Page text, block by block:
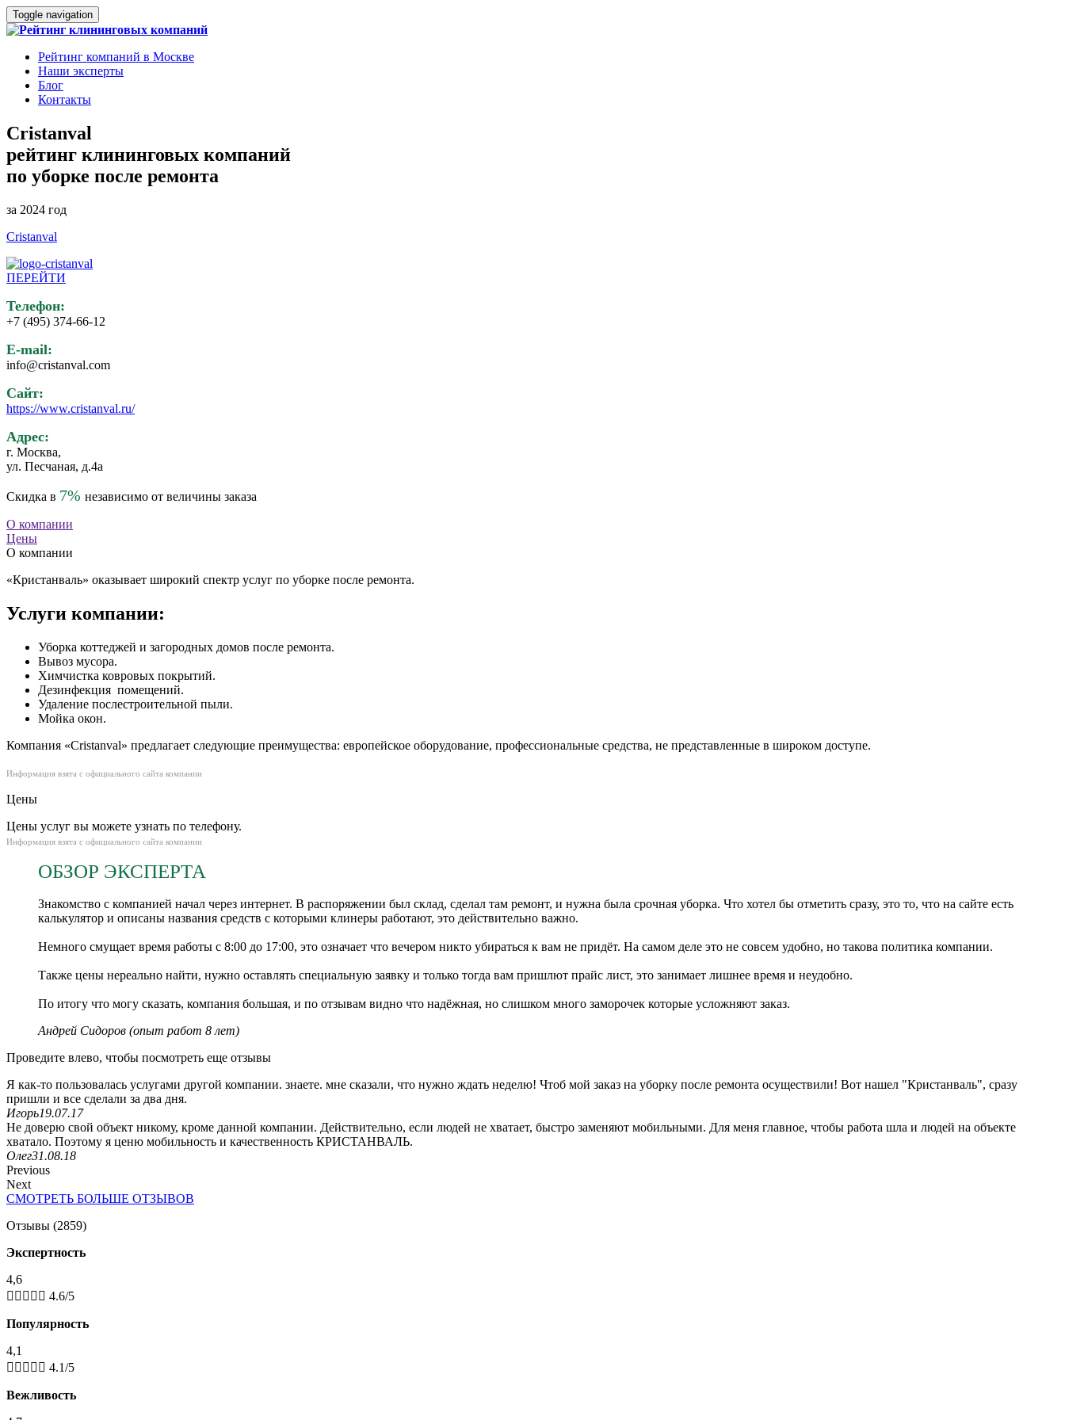
Toggle navigation
Рейтинг компаний в Москве
Наши эксперты
Блог
Контакты
Cristanval
рейтинг клининговых компаний
по уборке после ремонта
за 2024 год
Cristanval
ПЕРЕЙТИ
Телефон:
+7 (495) 374-66-12
E-mail:
info@cristanval.com
Сайт:
https://www.cristanval.ru/
Адрес:
г. Москва,
ул. Песчаная, д.4а
Скидка в 7% независимо от величины заказа
О компании
Цены
О компании
«Кристанваль» оказывает широкий спектр услуг по уборке после ремонта.
Услуги компании:
Уборка коттеджей и загородных домов после ремонта.
Вывоз мусора.
Химчистка ковровых покрытий.
Дезинфекция помещений.
Удаление послестроительной пыли.
Мойка окон.
Компания «Cristanval» предлагает следующие преимущества: европейское оборудование, профессиональные средства, не представленные в широком доступе.
Информация взята с официального сайта компании
Цены
Цены услуг вы можете узнать по телефону.
Информация взята с официального сайта компании
ОБЗОР ЭКСПЕРТА
Знакомство с компанией начал через интернет. В распоряжении был склад, сделал там ремонт, и нужна была срочная уборка. Что хотел бы отметить сразу, это то, что на сайте есть
калькулятор и описаны названия средств с которыми клинеры работают, это действительно важно.
Немного смущает время работы с 8:00 до 17:00, это означает что вечером никто убираться к вам не придёт. На самом деле это не совсем удобно, но такова политика компании.
Также цены нереально найти, нужно оставлять специальную заявку и только тогда вам пришлют прайс лист, это занимает лишнее время и неудобно.
По итогу что могу сказать, компания большая, и по отзывам видно что надёжная, но слишком много заморочек которые усложняют заказ.
Андрей Сидоров (опыт работ 8 лет)
Проведите влево, чтобы посмотреть еще отзывы
Я как-то пользовалась услугами другой компании. знаете. мне сказали, что нужно ждать неделю! Чтоб мой заказ на уборку после ремонта осуществили! Вот нашел "Кристанваль", сразу
пришли и все сделали за два дня.
Игорь19.07.17
Не доверю свой объект никому, кроме данной компании. Действительно, если людей не хватает, быстро заменяют мобильными. Для меня главное, чтобы работа шла и людей на объекте
хватало. Поэтому я ценю мобильность и качественность КРИСТАНВАЛЬ.
Олег31.08.18
Previous
Next
СМОТРЕТЬ БОЛЬШЕ ОТЗЫВОВ
Отзывы (2859)
Экспертность
4,6
     4.6/5
Популярность
4,1
     4.1/5
Вежливость